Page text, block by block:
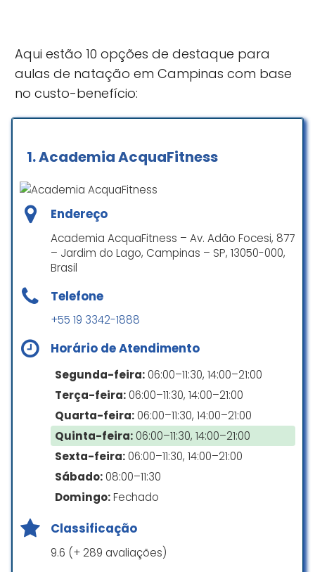
Aqui estão 10 opções de destaque para
aulas de natação em Campinas com base
no custo-benefício:
1.Academia AcquaFitness
Endereço
Academia AcquaFitness – Av. Adão Focesi, 877
– Jardim do Lago, Campinas – SP, 13050-000,
Brasil
Telefone
+55 19 3342-1888
Horário de Atendimento
Segunda-feira: 06:00–11:30, 14:00–21:00
Terça-feira: 06:00–11:30, 14:00–21:00
Quarta-feira: 06:00–11:30, 14:00–21:00
Quinta-feira: 06:00–11:30, 14:00–21:00
Sexta-feira: 06:00–11:30, 14:00–21:00
Sábado: 08:00–11:30
Domingo:Fechado
Classificação
9.6 (+ 289 avaliações)